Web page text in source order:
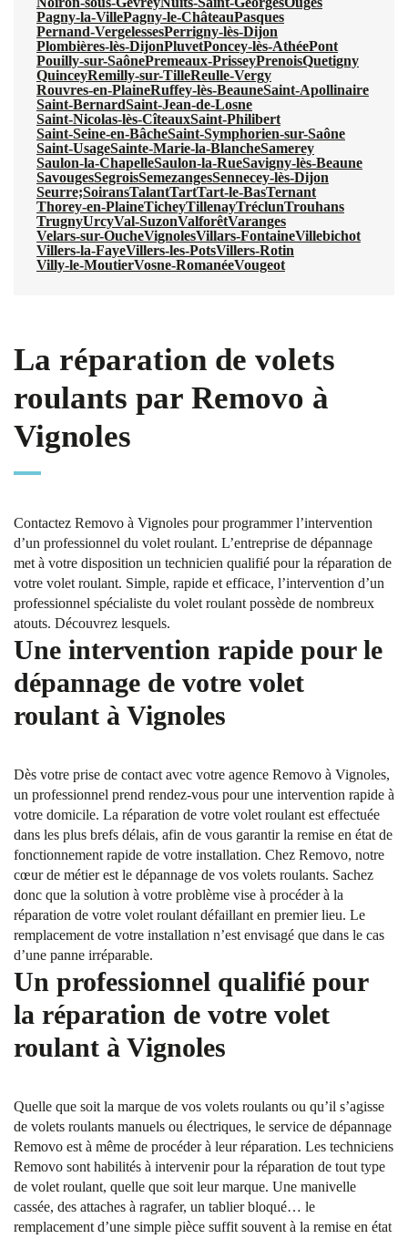
Pagny-la-VillePagny-le-ChâteauPasques
Pernand-VergelessesPerrigny-lès-Dijon
Plombières-lès-DijonPluvetPoncey-lès-AthéePont
Pouilly-sur-SaônePremeaux-PrisseyPrenoisQuetigny
QuinceyRemilly-sur-TilleReulle-Vergy
Rouvres-en-PlaineRuffey-lès-BeauneSaint-Apollinaire
Saint-BernardSaint-Jean-de-Losne
Saint-Nicolas-lès-CîteauxSaint-Philibert
Saint-Seine-en-BâcheSaint-Symphorien-sur-Saône
Saint-UsageSainte-Marie-la-BlancheSamerey
Saulon-la-ChapelleSaulon-la-RueSavigny-lès-Beaune
SavougesSegroisSemezangesSennecey-lès-Dijon
Seurre;SoiransTalantTartTart-le-BasTernant
Thorey-en-PlaineTicheyTillenayTréclunTrouhans
TrugnyUrcyVal-SuzonValforêtVaranges
Velars-sur-OucheVignolesVillars-FontaineVillebichot
Villers-la-FayeVillers-les-PotsVillers-Rotin
Villy-le-MoutierVosne-RomanéeVougeot
La réparation de volets
roulants par Removo à
Vignoles
Contactez Removo à Vignoles pour programmer l’intervention
d’un professionnel du volet roulant. L’entreprise de dépannage
met à votre disposition un technicien qualifié pour la réparation de
votre volet roulant. Simple, rapide et efficace, l’intervention d’un
professionnel spécialiste du volet roulant possède de nombreux
atouts. Découvrez lesquels.
Une intervention rapide pour le
dépannage de votre volet
roulant à Vignoles
Dès votre prise de contact avec votre agence Removo à Vignoles,
un professionnel prend rendez-vous pour une intervention rapide à
votre domicile. La réparation de votre volet roulant est effectuée
dans les plus brefs délais, afin de vous garantir la remise en état de
fonctionnement rapide de votre installation. Chez Removo, notre
cœur de métier est le dépannage de vos volets roulants. Sachez
donc que la solution à votre problème vise à procéder à la
réparation de votre volet roulant défaillant en premier lieu. Le
remplacement de votre installation n’est envisagé que dans le cas
d’une panne irréparable.
Un professionnel qualifié pour
la réparation de votre volet
roulant à Vignoles
Quelle que soit la marque de vos volets roulants ou qu’il s’agisse
de volets roulants manuels ou électriques, le service de dépannage
Removo est à même de procéder à leur réparation. Les techniciens
Removo sont habilités à intervenir pour la réparation de tout type
de volet roulant, quelle que soit leur marque. Une manivelle
cassée, des attaches à ragrafer, un tablier bloqué… le
remplacement d’une simple pièce suffit souvent à la remise en état